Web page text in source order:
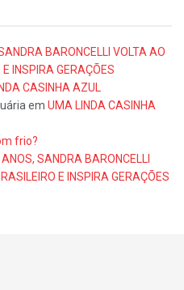
BARONCELLI VOLTA AO
INSPIRA GERAÇÕES
CASINHA AZUL
em UMA LINDA CASINHA
frio?
SANDRA BARONCELLI
E INSPIRA GERAÇÕES